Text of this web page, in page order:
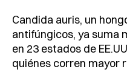
Candida auris, un
antifúngicos, ya suma
en 23 estados de
quiénes corren mayor